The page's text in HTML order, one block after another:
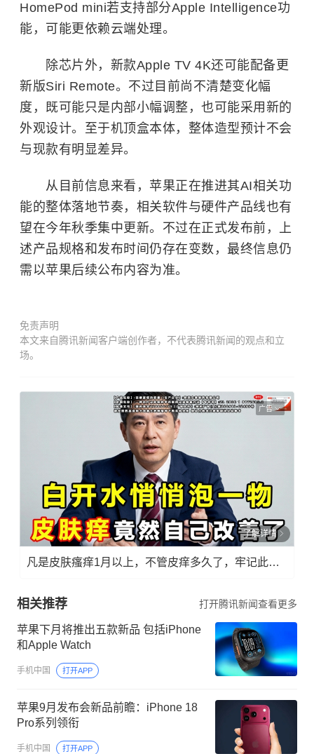
HomePod mini若支持部分Apple Intelligence功
能，可能更依赖云端处理。
除芯片外，新款Apple TV 4K还可能配备更
新版Siri Remote。不过目前尚不清楚变化幅
度，既可能只是内部小幅调整，也可能采用新的
外观设计。至于机顶盒本体，整体造型预计不会
与现款有明显差异。
从目前信息来看，苹果正在推进其AI相关功
能的整体落地节奏，相关软件与硬件产品线也有
望在今年秋季集中更新。不过在正式发布前，上
述产品规格和发布时间仍存在变数，最终信息仍
需以苹果后续公布内容为准。
免责声明
本文来自腾讯新闻客户端创作者，不代表腾讯新闻的观点和立
场。
广告
了解详情
凡是皮肤瘙痒1月以上，不管皮痒多久了，牢记此法，快！准！狠！
相关推荐 打开腾讯新闻查看更多
苹果下月将推出五款新品 包括iPhone
和Apple Watch
手机中国 打开APP
苹果9月发布会新品前瞻：iPhone 18
Pro系列领衔
手机中国 打开APP